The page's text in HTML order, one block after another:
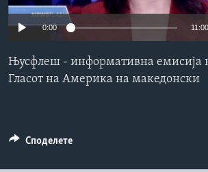
ИНТЕРВЈУА
Јазици
0:00 11:00
Њусфлеш - информативна емисија
Гласот на Америка на македонски
Споделете